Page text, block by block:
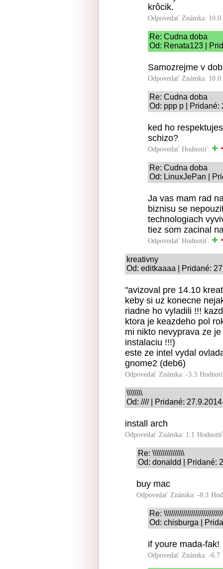
krôcik.
Odpovedať Známka: 10.0
Re: Cudna doba
Od: Renata123 |
Samozrejme v
Odpovedať Známka: 10.0
Re: Cudna doba
Od: ppp p | Pridané:
ked ho
schizo?
Odpovedať Hodnotiť:
Re: Cudna doba
Od: LinuxJePan |
Ja vas mam rad
biznisu se
technologiach
tiez som zacinal
Odpovedať Hodnotiť:
kreativny
Od: editkaaaa | Pridané:
"avizoval pre 14.10
keby si uz konecne
riadne ho vyladili !!!
ktora je keazdeho pol
mi nikto nevyprava ze
instalaciu !!!)
este ze intel vydal
gnome2 (deb6)
Odpovedať Známka: -3.3
\\\\\\\\
Od: //// | Pridané:
install arch
Odpovedať Známka: 1.1
Re: \\\\\\\\\\\\\\\\
Od: donaldd | Pridané:
buy mac
Odpovedať Známka: -8.3
Re:
Od: chisburga |
if youre mada-fak!
Odpovedať Známka: -6.7